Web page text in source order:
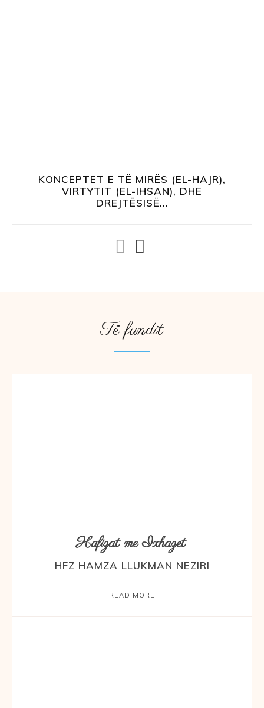
KONCEPTET E TË MIRËS (EL-HAJR),
VIRTYTIT (EL-IHSAN), DHE
DREJTËSISË...
Të fundit
Hafizat me Ixhazet
HFZ HAMZA LLUKMAN NEZIRI
READ MORE